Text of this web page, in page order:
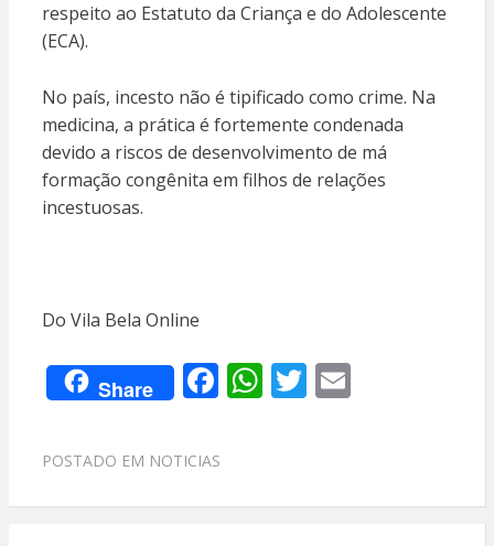
respeito ao Estatuto da Criança e do Adolescente
(ECA).
No país, incesto não é tipificado como crime. Na
medicina, a prática é fortemente condenada
devido a riscos de desenvolvimento de má
formação congênita em filhos de relações
incestuosas.
Do Vila Bela Online
Share F
e
o
W
A
T E
POSTADO EM NOTICIAS